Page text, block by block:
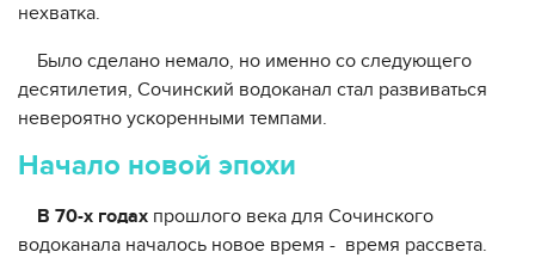
нехватка.
Было сделано немало, но именно со следующего
десятилетия, Сочинский водоканал стал развиваться
невероятно ускоренными темпами.
Начало новой эпохи
В 70-х годах прошлого века для Сочинского
водоканала началось новое время - время рассвета.